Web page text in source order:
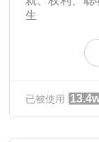
生
已被使用